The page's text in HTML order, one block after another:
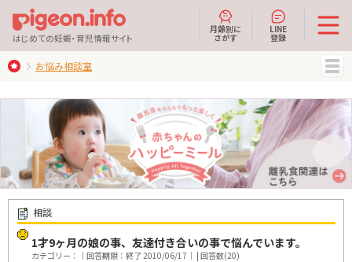
はじめての妊娠・育児情報サイト
月齢別に
さがす
LINE
登録
お悩み相談室
相談
1才9ヶ月の娘の事、友達付き合いの事で悩んでいます。
カテゴリー：｜回答期限：終了 2010/06/17｜ | 回答数(20)